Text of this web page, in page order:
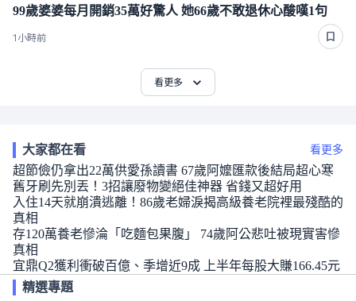
99歲婆婆每月開銷35萬好驚人 她66歲不敢退休心酸嘆1句
1小時前
看更多
大家都在看 看更多
超節儉仍拿出22萬供愛孫讀書 67歲阿嬤匯款後結局超心寒
舊牙刷先別丟！3招讓廢物變絕佳神器 省錢又超好用
入住14天就崩潰逃離！86歲老婦淚揭高級養老院裡最殘酷的
真相
存120萬養老慘淪「吃麵包果腹」 74歲阿公悲吐被現實害慘
真相
宜鼎Q2獲利衝破百億、季增近9成 上半年每股大賺166.45元
精選專題